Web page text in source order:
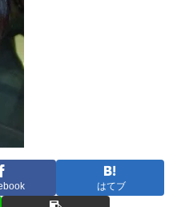
はてブ